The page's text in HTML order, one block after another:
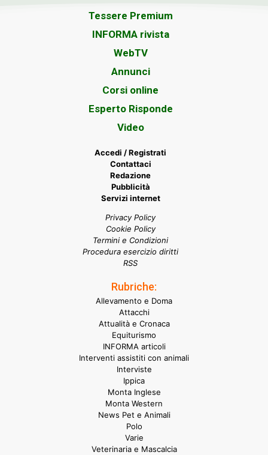
Tessere Premium
INFORMA rivista
WebTV
Annunci
Corsi online
Esperto Risponde
Video
Accedi / Registrati
Contattaci
Redazione
Pubblicità
Servizi internet
Privacy Policy
Cookie Policy
Termini e Condizioni
Procedura esercizio diritti
RSS
Rubriche:
Allevamento e Doma
Attacchi
Attualità e Cronaca
Equiturismo
INFORMA articoli
Interventi assistiti con animali
Interviste
Ippica
Monta Inglese
Monta Western
News Pet e Animali
Polo
Varie
Veterinaria e Mascalcia